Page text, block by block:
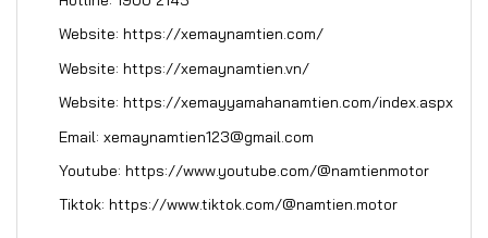
Website:https://xemaynamtien.com/
Website:https://xemaynamtien.vn/
Website:https://xemayyamahanamtien.com/index.aspx
Email: xemaynamtien123@gmail.com
Youtube:https://www.youtube.com/@namtienmotor
Tiktok:https://www.tiktok.com/@namtien.motor